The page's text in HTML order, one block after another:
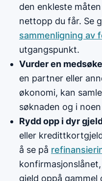
den enkleste
nettopp du får. Se
sammenligning av
utgangspunkt.
Vurder en
en partner eller
økonomi, kan
søknaden og i
Rydd opp i dyr
eller
å se på
gjeld oppå gammel